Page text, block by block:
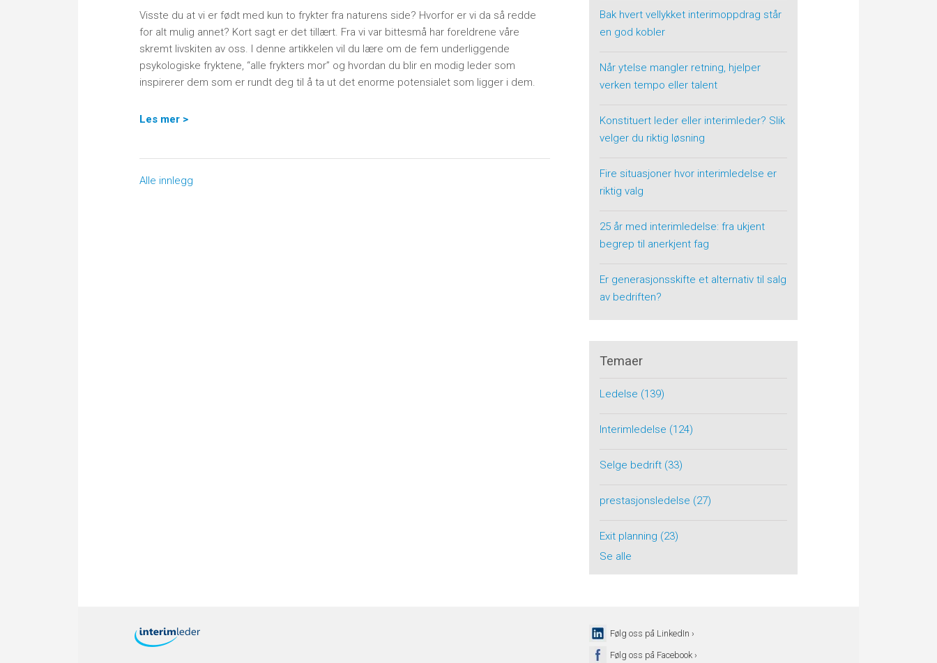
Visste du at vi er født med kun to frykter fra naturens side? Hvorfor er vi da så redde
for alt mulig annet? Kort sagt er det tillært. Fra vi var bittesmå har foreldrene våre
skremt livskiten av oss. I denne artikkelen vil du lære om de fem underliggende
psykologiske fryktene, “alle frykters mor” og hvordan du blir en modig leder som
inspirerer dem som er rundt deg til å ta ut det enorme potensialet som ligger i dem.
Les mer >
Alle innlegg
Bak hvert vellykket interimoppdrag står
en god kobler
Når ytelse mangler retning, hjelper
verken tempo eller talent
Konstituert leder eller interimleder? Slik
velger du riktig løsning
Fire situasjoner hvor interimledelse er
riktig valg
25 år med interimledelse: fra ukjent
begrep til anerkjent fag
Er generasjonsskifte et alternativ til salg
av bedriften?
Temaer
Ledelse (139)
Interimledelse (124)
Selge bedrift (33)
prestasjonsledelse (27)
Exit planning (23)
Se alle
Følg oss på LinkedIn ›
Følg oss på Facebook ›